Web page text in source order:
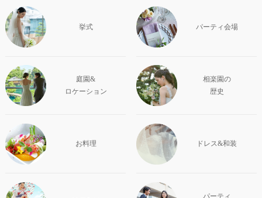
挙式 パーティ会場
庭園&
ロケーション
相楽園の
歴史
お料理 ドレス&和装
パーティ